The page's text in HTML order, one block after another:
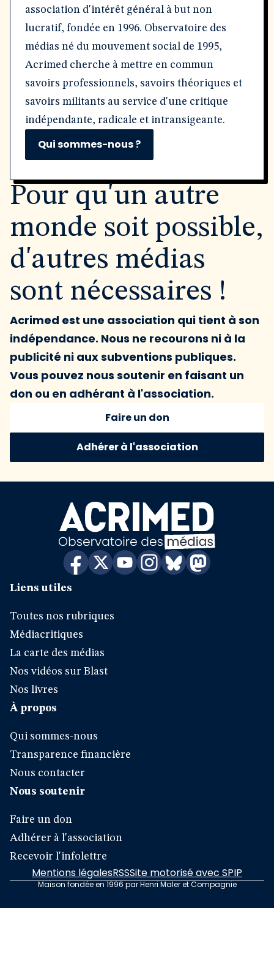
association d'intérêt général à but non
lucratif, fondée en 1996. Observatoire des
médias né du mouvement social de 1995,
Acrimed cherche à mettre en commun
savoirs professionnels, savoirs théoriques et
savoirs militants au service d'une critique
indépendante, radicale et intransigeante.
Qui sommes-nous ?
Pour qu'un autre
monde soit possible,
d'autres médias
sont nécessaires !
Acrimed est une association qui tient à son
indépendance. Nous ne recourons ni à la
publicité ni aux subventions publiques.
Vous pouvez nous soutenir en faisant un
don ou en adhérant à l'association.
Faire un don
Adhérer à l'association
Liens utiles
Toutes nos rubriques
Médiacritiques
La carte des médias
Nos vidéos sur Blast
Nos livres
À propos
Qui sommes-nous
Transparence financière
Nous contacter
Nous soutenir
Faire un don
Adhérer à l'association
Recevoir l'infolettre
Mentions légalesRSSSite motorisé avec SPIP
Maison fondée en 1996 par Henri Maler et Compagnie